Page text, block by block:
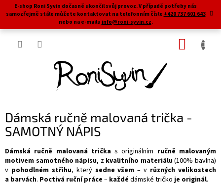
PřejítE-shop Roni Syvin dočasně ukončil svůj provoz. V případě potřeby nás
samozřejmě stále můžete kontaktovat na telefonním čísle +420 737 601 643
nebo na e-mailu info@roni-syvin.cz.
Dámská ručně malovaná trička -
SAMOTNÝ NÁPIS
Dámská ručně malovaná tričkas originálním ručně malovaným
motivem samotného nápisu, z kvalitního materiálu(100% bavlna)
v pohodlném střihu, který sedne všem – v různých velikostech
a barvách. Poctivá ruční práce – každé dámské tričko je originál.